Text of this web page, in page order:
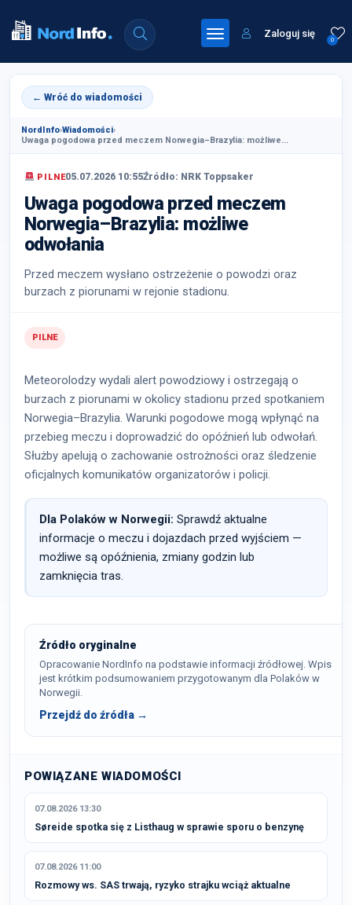
0
Zaloguj się
← Wróć do wiadomości
NordInfo›Wiadomości›
Uwaga pogodowa przed meczem Norwegia–Brazylia: możliwe...
PILNE05.07.2026 10:55Źródło: NRK Toppsaker
Uwaga pogodowa przed meczem
Norwegia–Brazylia: możliwe
odwołania
Przed meczem wysłano ostrzeżenie o powodzi oraz
burzach z piorunami w rejonie stadionu.
PILNE
Meteorolodzy wydali alert powodziowy i ostrzegają o
burzach z piorunami w okolicy stadionu przed spotkaniem
Norwegia–Brazylia. Warunki pogodowe mogą wpłynąć na
przebieg meczu i doprowadzić do opóźnień lub odwołań.
Służby apelują o zachowanie ostrożności oraz śledzenie
oficjalnych komunikatów organizatorów i policji.
Dla Polaków w Norwegii: Sprawdź aktualne
informacje o meczu i dojazdach przed wyjściem —
możliwe są opóźnienia, zmiany godzin lub
zamknięcia tras.
Źródło oryginalne
Opracowanie NordInfo na podstawie informacji źródłowej. Wpis
jest krótkim podsumowaniem przygotowanym dla Polaków w
Norwegii.
Przejdź do źródła →
POWIĄZANE WIADOMOŚCI
07.08.2026 13:30
Søreide spotka się z Listhaug w sprawie sporu o benzynę
07.08.2026 11:00
Rozmowy ws. SAS trwają, ryzyko strajku wciąż aktualne